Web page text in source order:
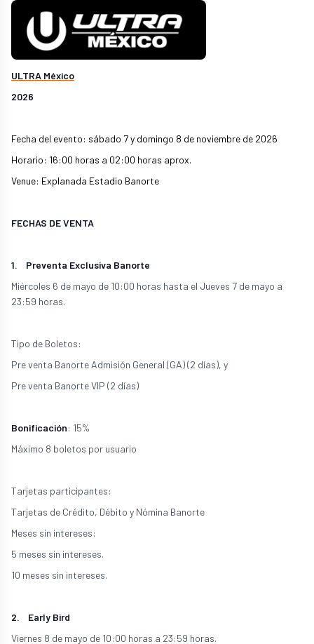
ULTRA México
2026
Fecha del evento: sábado 7 y domingo 8 de noviembre de 2026
Horario: 16:00 horas a 02:00 horas aprox.
Venue: Explanada Estadio Banorte
FECHAS DE VENTA
1. Preventa Exclusiva Banorte
Miércoles 6 de mayo de 10:00 horas hasta el Jueves 7 de mayo a
23:59 horas.
Tipo de Boletos:
Pre venta Banorte Admisión General (GA) (2 días), y
Pre venta Banorte VIP (2 días)
Bonificación: 15%
Máximo 8 boletos por usuario
Tarjetas participantes:
Tarjetas de Crédito, Débito y Nómina Banorte
Meses sin intereses:
5 meses sin intereses.
10 meses sin intereses.
2. Early Bird
Viernes 8 de mayo de 10:00 horas a 23:59 horas.